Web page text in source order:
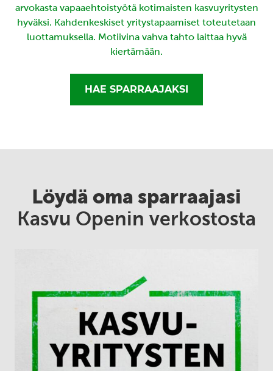
arvokasta vapaaehtoistyötä kotimaisten kasvuyritysten
hyväksi. Kahdenkeskiset yritystapaamiset toteutetaan
luottamuksella. Motiivina vahva tahto laittaa hyvä
kiertämään.
HAE SPARRAAJAKSI
Löydä oma sparraajasi
Kasvu Openin verkostosta